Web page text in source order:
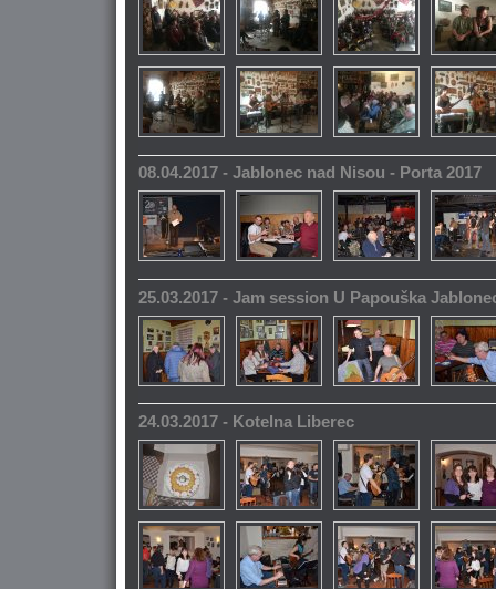
08.04.2017 - Jablonec nad Nisou - Porta 2017
25.03.2017 - Jam session U Papouška
24.03.2017 - Kotelna Liberec